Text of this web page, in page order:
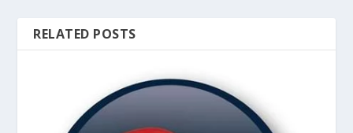
RELATED POSTS